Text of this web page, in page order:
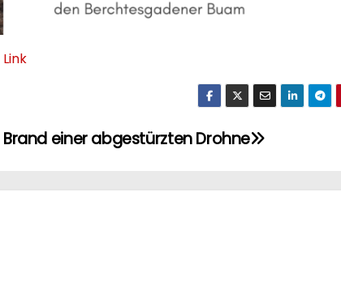
Link
Brand einer abgestürzten Drohne